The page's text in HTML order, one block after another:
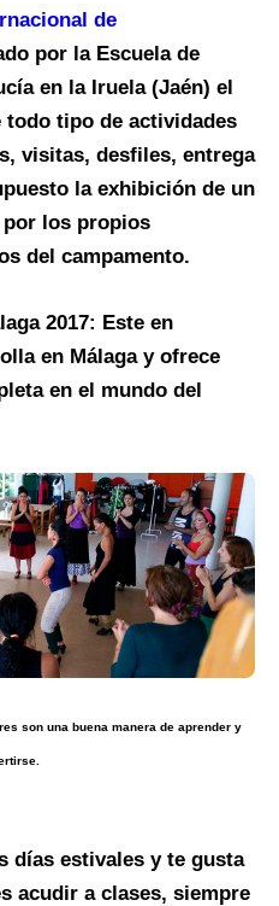
de
por la Escuela de
en la Iruela (Jaén) el
todo tipo de actividades
visitas, desfiles, entrega
la exhibición de un
por los propios
del campamento.
2017: Este en
en Málaga y ofrece
en el mundo del
son una buena manera de aprender y
días estivales y te gusta
acudir a clases, siempre